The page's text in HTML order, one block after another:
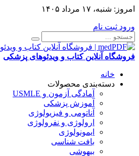
امروز: شنبه، ۱۷ مرداد ۱۴۰۵
ورود ثبت نام
فروشگاه آنلاین کتاب و ویدئوهای پزشکی
خانه
دسته‌بندی محصولات
آمادگی آزمون و USMLE
آموزش پزشکی
آناتومی و فیزیولوژی
ارولوژی و نفرولوژی
ایمونولوژی
بافت شناسی
بیهوشی